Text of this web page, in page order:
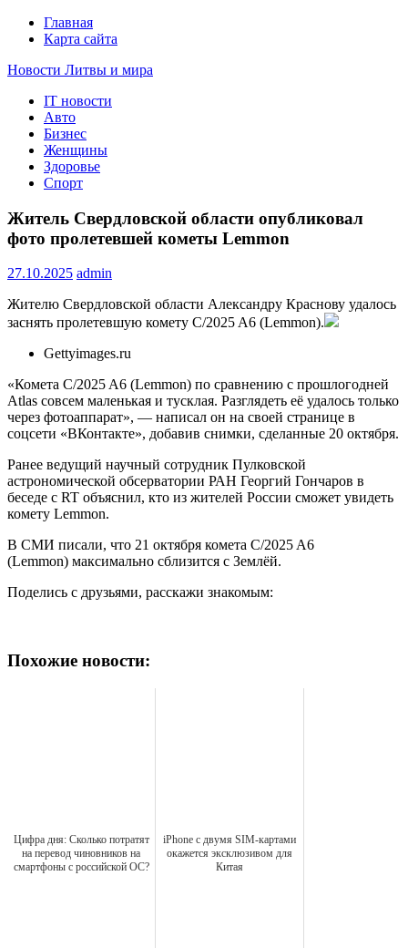
Главная
Карта сайта
Новости Литвы и мира
Свежие события и главные новости часа Литвы и мира на
портале EUROLITVA.RU
IT новости
Авто
Бизнес
Женщины
Здоровье
Спорт
Житель Свердловской области опубликовал
фото пролетевшей кометы Lemmon
27.10.2025 admin
Жителю Свердловской области Александру Краснову удалось
заснять пролетевшую комету C/2025 A6 (Lemmon).
Gettyimages.ru
«Комета C/2025 A6 (Lemmon) по сравнению с прошлогодней
Atlas совсем маленькая и тусклая. Разглядеть её удалось только
через фотоаппарат», — написал он на своей странице в
соцсети «ВКонтакте», добавив снимки, сделанные 20 октября.
Ранее ведущий научный сотрудник Пулковской
астрономической обсерватории РАН Георгий Гончаров в
беседе с RT объяснил, кто из жителей России сможет увидеть
комету Lemmon.
В СМИ писали, что 21 октября комета C/2025 A6
(Lemmon) максимально сблизится с Землёй.
Поделись с друзьями, расскажи знакомым:
Похожие новости:
Цифра дня: Сколько потратят
на перевод чиновников на
смартфоны с российской ОС?
iPhone с двумя SIM-картами
окажется эксклюзивом для
Китая